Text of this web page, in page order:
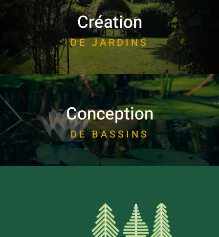
Création
DE JARDINS
Conception
DE BASSINS